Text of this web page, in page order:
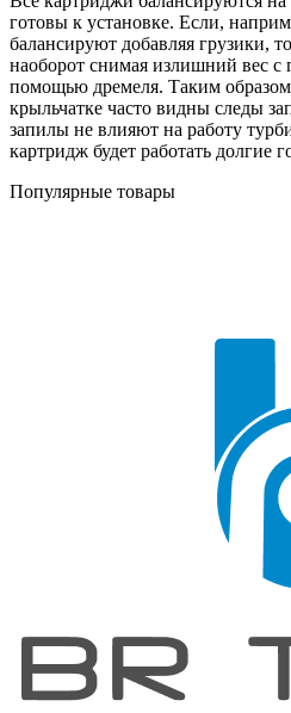
готовы к установке. Если,
балансируют добавляя грузики,
наоборот снимая излишний вес с
помощью дремеля. Таким
крыльчатке часто видны следы
запилы не влияют на работу
картридж будет работать долгие
Популярные товары